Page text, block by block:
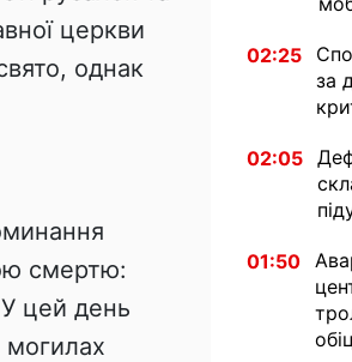
церкви
однак
смертю:
цей день
могилах
02:25
за
02:05
01:50